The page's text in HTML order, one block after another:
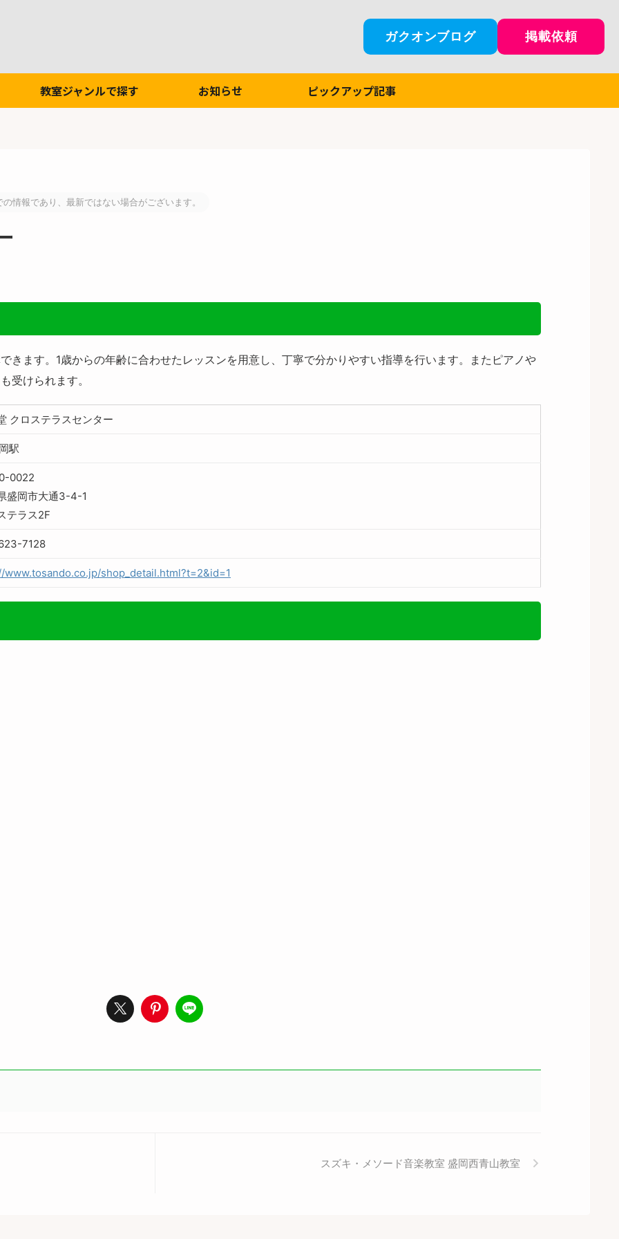
ガクオンブログ 掲載依頼
教室ジャンルで探す お知らせ ピックアップ記事
情報であり、最新ではない場合がございます。
きます。1歳からの年齢に合わせたレッスンを用意し、丁寧で分かりやすい指導を行います。またピアノや
受けられます。
クロステラスセンター
駅
0022
盛岡市大通3-4-1
テラス2F
7128
www.tosando.co.jp/shop_detail.html?t=2&id=1
スズキ・メソード音楽教室 盛岡西青山教室